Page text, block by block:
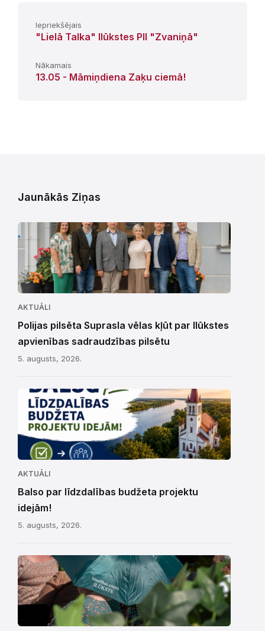
Iepriekšējais
"Lielā Talka" Ilūkstes PII "Zvaniņā"
Nākamais
13.05 - Māmiņdiena Zaķu ciemā!
Jaunākās Ziņas
AKTUĀLI
Polijas pilsēta Suprasla vēlas kļūt par Ilūkstes
apvienības sadraudzības pilsētu
5. augusts, 2026.
AKTUĀLI
Balso par līdzdalības budžeta projektu
idejām!
5. augusts, 2026.